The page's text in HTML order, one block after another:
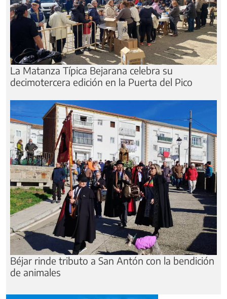
La Matanza Típica Bejarana celebra su
decimotercera edición en la Puerta del Pico
Béjar rinde tributo a San Antón con la bendición
de animales